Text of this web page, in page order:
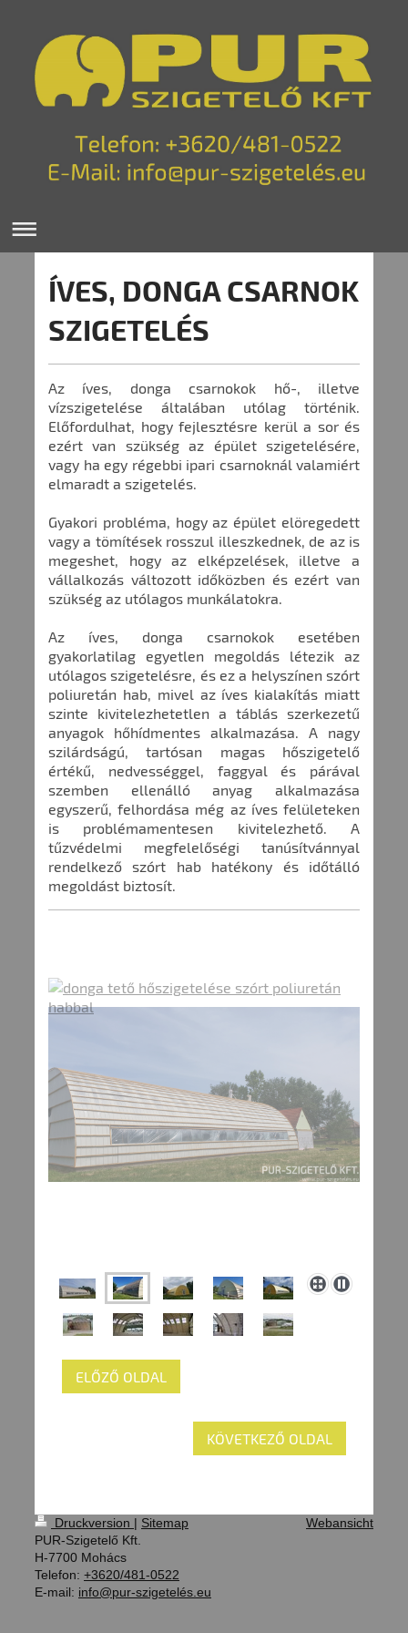
ÍVES, DONGA CSARNOK
SZIGETELÉS
Az íves, donga csarnokok hő-, illetve
vízszigetelése általában utólag történik.
Előfordulhat, hogy fejlesztésre kerül a sor és
ezért van szükség az épület szigetelésére,
vagy ha egy régebbi ipari csarnoknál valamiért
elmaradt a szigetelés.
Gyakori probléma, hogy az épület elöregedett
vagy a tömítések rosszul illeszkednek, de az is
megeshet, hogy az elképzelések, illetve a
vállalkozás változott időközben és ezért van
szükség az utólagos munkálatokra.
Az íves, donga csarnokok esetében
gyakorlatilag egyetlen megoldás létezik az
utólagos szigetelésre, és ez a helyszínen szórt
poliuretán hab, mivel az íves kialakítás miatt
szinte kivitelezhetetlen a táblás szerkezetű
anyagok hőhídmentes alkalmazása. A nagy
szilárdságú, tartósan magas hőszigetelő
értékű, nedvességgel, faggyal és párával
szemben ellenálló anyag alkalmazása
egyszerű, felhordása még az íves felületeken
is problémamentesen kivitelezhető. A
tűzvédelmi megfelelőségi tanúsítvánnyal
rendelkező szórt hab hatékony és időtálló
megoldást biztosít.
ELŐZŐ OLDAL
KÖVETKEZŐ OLDAL
Druckversion | Sitemap
PUR-Szigetelő Kft.
H-7700 Mohács
Telefon: +3620/481-0522
E-mail: info@pur-szigetelés.eu
Webansicht